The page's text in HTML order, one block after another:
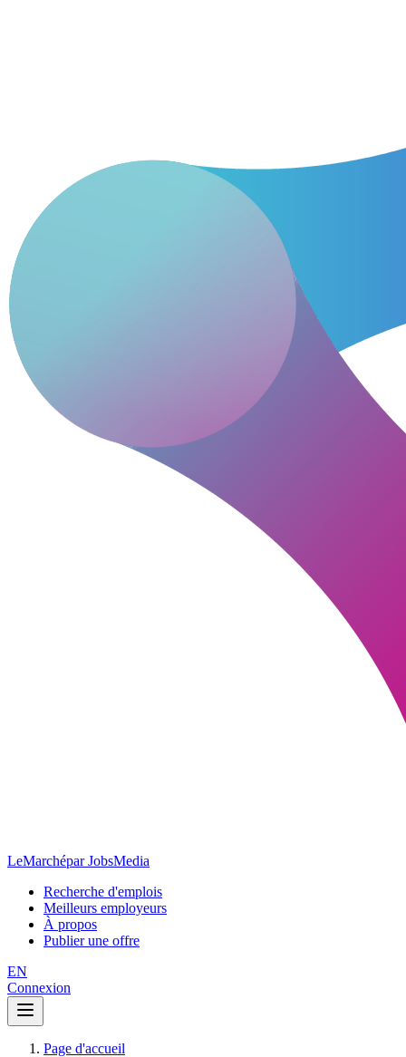
LeMarchépar JobsMedia
Recherche d'emplois
Meilleurs employeurs
À propos
Publier une offre
EN
Connexion
Page d'accueil